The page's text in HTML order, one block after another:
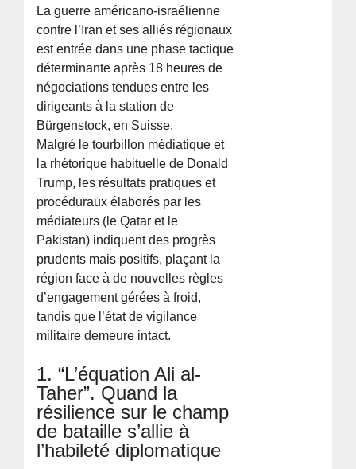
La guerre américano-israélienne
contre l’Iran et ses alliés régionaux
est entrée dans une phase tactique
déterminante après 18 heures de
négociations tendues entre les
dirigeants à la station de
Bürgenstock, en Suisse.
Malgré le tourbillon médiatique et
la rhétorique habituelle de Donald
Trump, les résultats pratiques et
procéduraux élaborés par les
médiateurs (le Qatar et le
Pakistan) indiquent des progrès
prudents mais positifs, plaçant la
région face à de nouvelles règles
d’engagement gérées à froid,
tandis que l’état de vigilance
militaire demeure intact.
1. “L’équation Ali al-
Taher”. Quand la
résilience sur le champ
de bataille s’allie à
l’habileté diplomatique